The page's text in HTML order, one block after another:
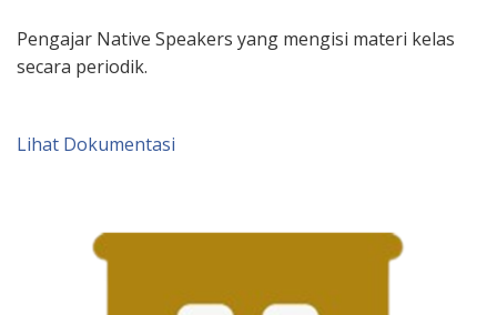
Pengajar Native Speakers yang mengisi materi kelas
secara periodik.
Lihat Dokumentasi